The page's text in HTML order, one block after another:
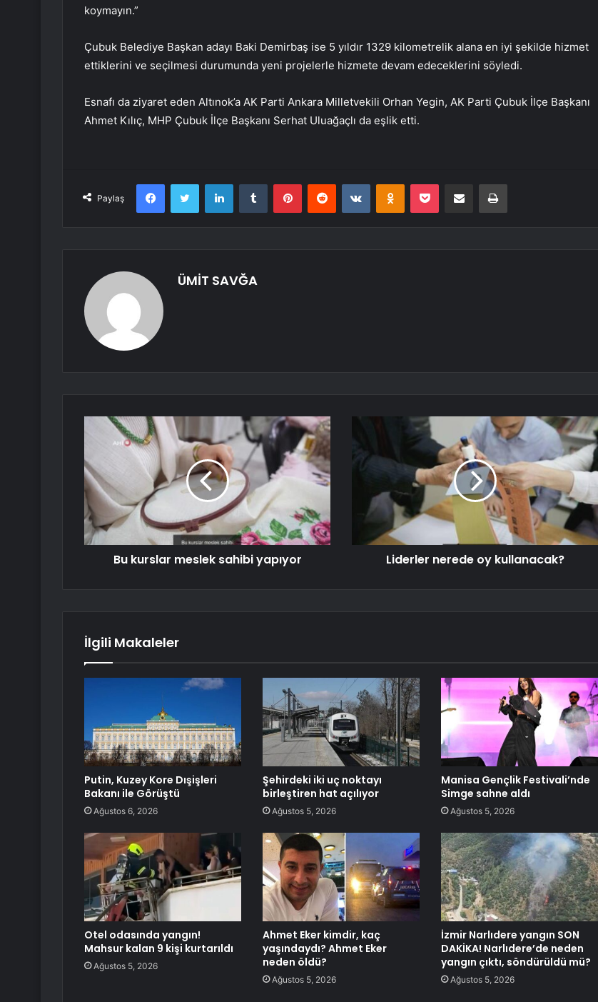
koymayın.”
Çubuk Belediye Başkan adayı Baki Demirbaş ise 5 yıldır 1329 kilometrelik alana en iyi şekilde hizmet
ettiklerini ve seçilmesi durumunda yeni projelerle hizmete devam edeceklerini söyledi.
Esnafı da ziyaret eden Altınok’a AK Parti Ankara Milletvekili Orhan Yegin, AK Parti Çubuk İlçe Başkanı
Ahmet Kılıç, MHP Çubuk İlçe Başkanı Serhat Uluağaçlı da eşlik etti.
Paylaş
FacebookTwitter LinkedInTumblr PinterestReddit VKontakteOdnoklassniki
Pocket E-Posta ile paylaş Yazdır
ÜMİT SAVĞA
Bu kurslar meslek sahibi yapıyor Liderler nerede oy kullanacak?
İlgili Makaleler
Putin, Kuzey Kore Dışişleri
Bakanı ile Görüştü
Ağustos 6, 2026
Şehirdeki iki uç noktayı
birleştiren hat açılıyor
Ağustos 5, 2026
Manisa Gençlik Festivali’nde
Simge sahne aldı
Ağustos 5, 2026
Otel odasında yangın!
Mahsur kalan 9 kişi kurtarıldı
Ağustos 5, 2026
Ahmet Eker kimdir, kaç
yaşındaydı? Ahmet Eker
neden öldü?
Ağustos 5, 2026
İzmir Narlıdere yangın SON
DAKİKA! Narlıdere’de neden
yangın çıktı, söndürüldü mü?
Ağustos 5, 2026